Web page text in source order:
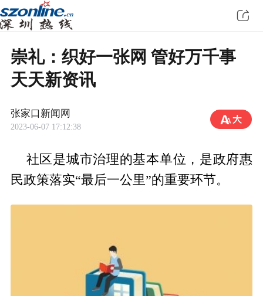
崇礼：织好一张网 管好万千事
天天新资讯
张家口新闻网
2023-06-07 17:12:38
社区是城市治理的基本单位，是政府惠
民政策落实“最后一公里”的重要环节。